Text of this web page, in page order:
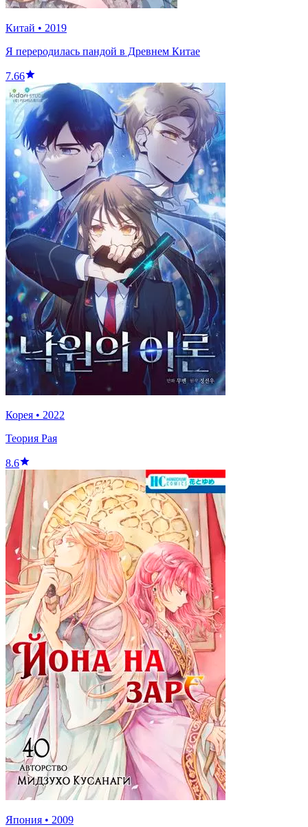
Китай • 2019
Я переродилась пандой в Древнем Китае
7.66
Корея • 2022
Теория Рая
8.6
Япония • 2009